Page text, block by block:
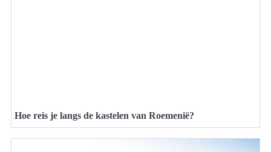
Hoe reis je langs de kastelen van Roemenië?